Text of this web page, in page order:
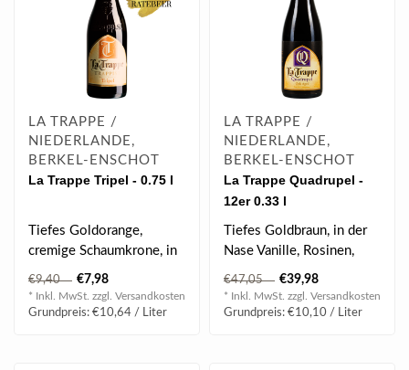
LA TRAPPE /
NIEDERLANDE,
BERKEL-ENSCHOT
La Trappe Tripel - 0.75 l
Tiefes Goldorange,
cremige Schaumkrone, in
der Nase malzig, Banane,
am Gaumen vo..
€9,40 €7,98
* Inkl. MwSt. zzgl. Versandkosten
Grundpreis: €10,64 / Liter
LA TRAPPE /
NIEDERLANDE,
BERKEL-ENSCHOT
La Trappe Quadrupel -
12er 0.33 l
Tiefes Goldbraun, in der
Nase Vanille, Rosinen,
Nelken, Nüsse, etwas
Banane, am..
€47,05 €39,98
* Inkl. MwSt. zzgl. Versandkosten
Grundpreis: €10,10 / Liter